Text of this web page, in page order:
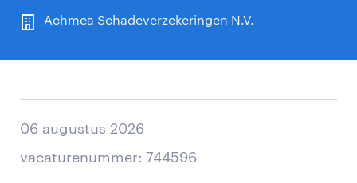
Achmea Schadeverzekeringen N.V.
06 augustus 2026
vacaturenummer: 744596